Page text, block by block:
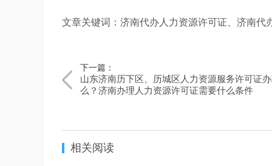
文章关键词：济南代办人力资源许可证、济南
下一篇：
山东济南历下区、历城区人力资源服务许可证
么？济南办理人力资源许可证需要什么条件
相关阅读